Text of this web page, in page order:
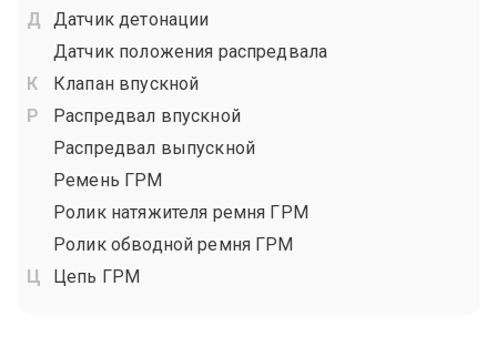
Датчик детонации
Датчик положения распредвала
Клапан впускной
Распредвал впускной
Распредвал выпускной
Ремень ГРМ
Ролик натяжителя ремня ГРМ
Ролик обводной ремня ГРМ
Цепь ГРМ